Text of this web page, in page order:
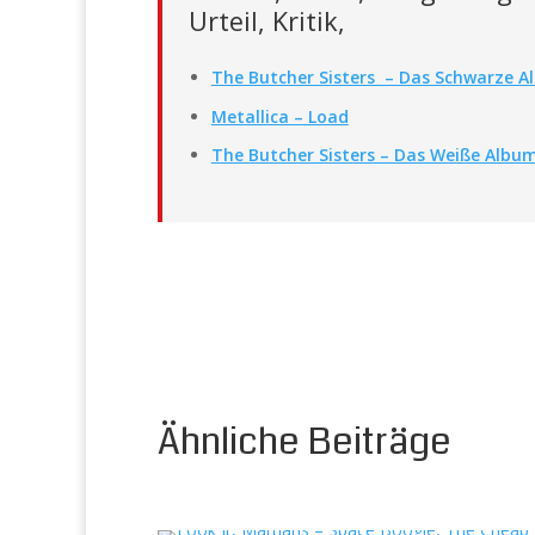
Urteil, Kritik,
The Butcher Sisters – Das Schwarze
Metallica – Load
The Butcher Sisters – Das Weiße
Ähnliche Beiträge